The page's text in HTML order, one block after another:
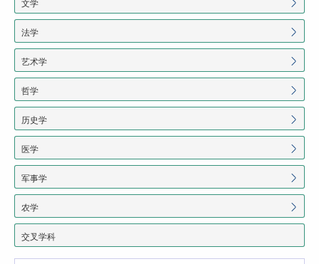
文学
法学
艺术学
哲学
历史学
医学
军事学
农学
交叉学科